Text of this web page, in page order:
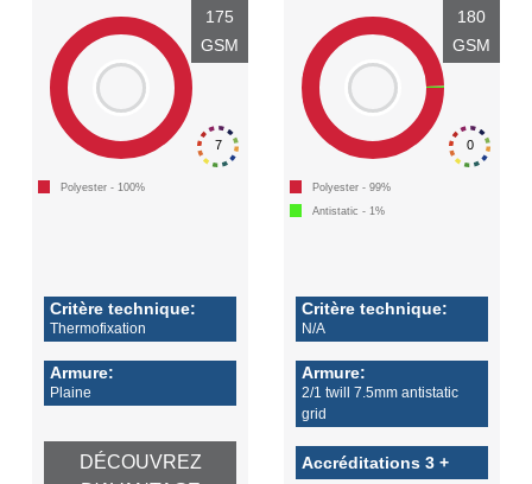
7
175
GSM
Polyester - 100%
Critère technique:
Thermofixation
Armure:
Plaine
DÉCOUVREZ
0
180
GSM
Polyester - 99%
Antistatic - 1%
Critère technique:
N/A
Armure:
2/1 twill 7.5mm antistatic
grid
Accréditations 3 +